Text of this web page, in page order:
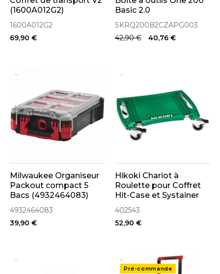
(1600A012G2)
1600A012G2
69,90 €
Basic 2.0
(SKRQ200B2CZAPG003)
SKRQ200B2CZAPG003
42,90 €
40,76 €
..
Milwaukee Organiseur
Packout compact 5
Bacs (4932464083)
4932464083
39,90 €
..
Hikoki Chariot à
Roulette pour Coffret
Hit-Case et Systainer
(402543)
402543
52,90 €
.. ..
Pré-commande